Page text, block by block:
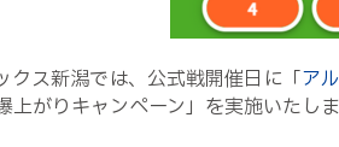
クス新潟では、公式戦開催日に「ア
上がりキャンペーン」を実施いたし